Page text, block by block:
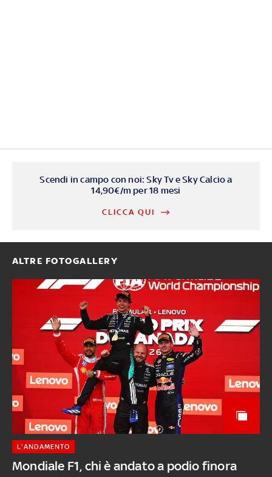
Scendi in campo con noi: Sky Tv e Sky Calcio a
14,90€/m per 18 mesi
CLICCA QUI
ALTRE FOTOGALLERY
Mondiale F1, chi è andato a podio finora
L'ANDAMENTO